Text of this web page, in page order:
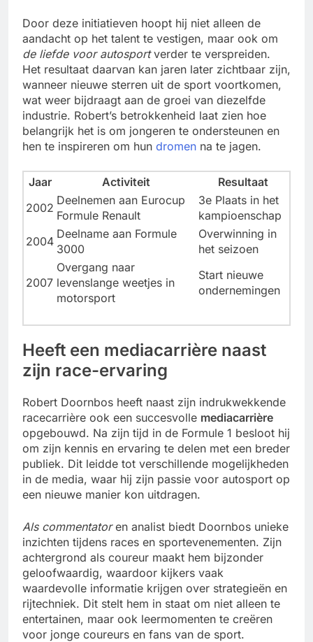
Door deze initiatieven hoopt hij niet alleen de
aandacht op het talent te vestigen, maar ook om
de liefde voor autosportverder te verspreiden.
Het resultaat daarvan kan jaren later zichtbaar zijn,
wanneer nieuwe sterren uit de sport voortkomen,
wat weer bijdraagt aan de groei van diezelfde
industrie. Robert’s betrokkenheid laat zien hoe
belangrijk het is om jongeren te ondersteunen en
hen te inspireren om hun dromen na te jagen.
Jaar Activiteit
Resultaat
2002
Deelnemen aan Eurocup
Formule Renault
3e Plaats in het
kampioenschap
2004
Deelname aan Formule
3000
Overwinning in
het seizoen
2007
Overgang naar
levenslange weetjes in
motorsport
Start nieuwe
ondernemingen
Heeft een mediacarrière naast
zijn race-ervaring
Robert Doornbos heeft naast zijn indrukwekkende
racecarrière ook een succesvolle mediacarrière
opgebouwd. Na zijn tijd in de Formule 1 besloot hij
om zijn kennis en ervaring te delen met een breder
publiek. Dit leidde tot verschillende mogelijkheden
in de media, waar hij zijn passie voor autosport op
een nieuwe manier kon uitdragen.
Als commentatoren analist biedt Doornbos unieke
inzichten tijdens races en sportevenementen. Zijn
achtergrond als coureur maakt hem bijzonder
geloofwaardig, waardoor kijkers vaak
waardevolle informatie krijgen over strategieën en
rijtechniek. Dit stelt hem in staat om niet alleen te
entertainen, maar ook leermomenten te creëren
voor jonge coureurs en fans van de sport.